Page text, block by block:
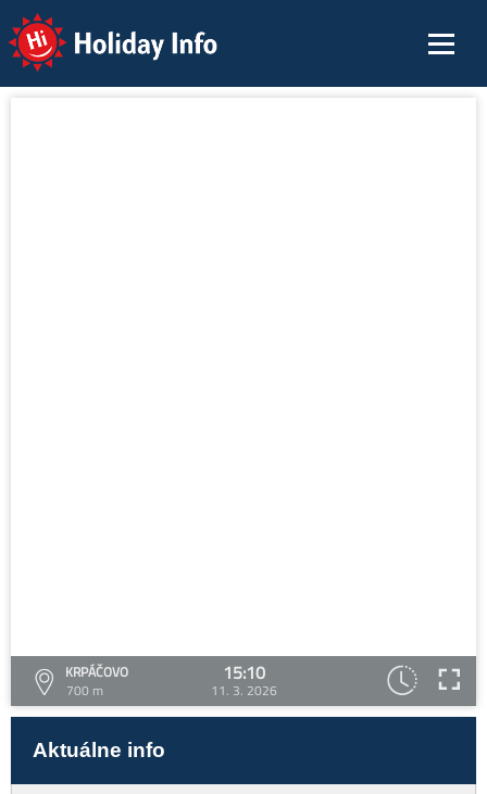
Holiday Info
KRPÁČOVO
700 m
15:10
11. 3. 2026
Aktuálne info